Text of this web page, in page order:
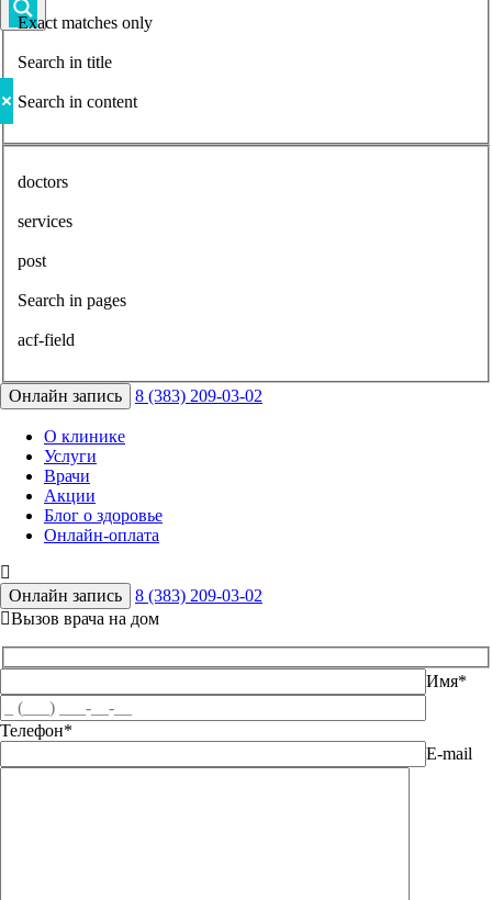
Exact matches only
Search in title
Search in content
doctors
services
post
Search in pages
acf-field
Онлайн запись 8 (383) 209-03-02
О клинике
Услуги
Врачи
Акции
Блог о здоровье
Онлайн-оплата
Онлайн запись
8 (383) 209-03-02
Вызов врача на дом
Имя*
Телефон*
E-mail